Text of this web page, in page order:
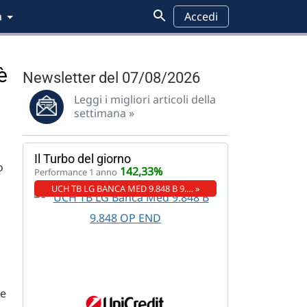
Accedi
Newsletter del 07/08/2026
Leggi i migliori articoli della
settimana »
Il Turbo del giorno
Performance 1 anno 142,33%
UCH TB LG BANCA MED 9.848 B 9.… »